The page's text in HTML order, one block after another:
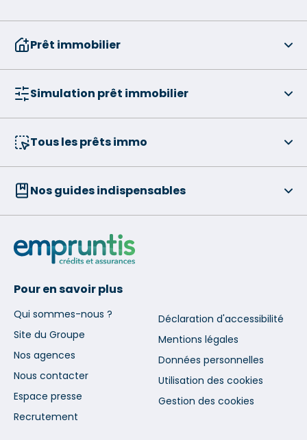
Prêt immobilier
Simulation prêt immobilier
Tous les prêts immo
Nos guides indispensables
Pour en savoir plus
Qui sommes-nous ?
Site du Groupe
Nos agences
Nous contacter
Espace presse
Recrutement
Déclaration d'accessibilité
Mentions légales
Données personnelles
Utilisation des cookies
Gestion des cookies